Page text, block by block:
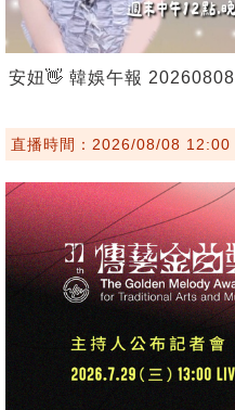
安妞👋 韓娛午報 20260808
直播時間：2026/08/08 12:00